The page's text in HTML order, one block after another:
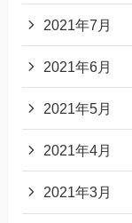
2021年7月
2021年6月
2021年5月
2021年4月
2021年3月